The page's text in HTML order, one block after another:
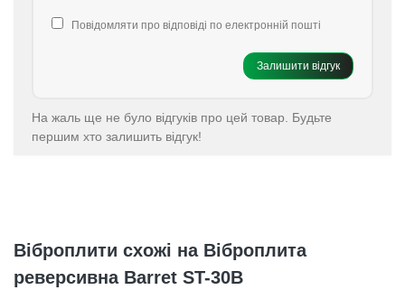
Повідомляти про відповіді по електронній пошті
Залишити відгук
На жаль ще не було відгуків про цей товар. Будьте
першим хто залишить відгук!
Віброплити схожі на Віброплита
реверсивна Barret ST-30В